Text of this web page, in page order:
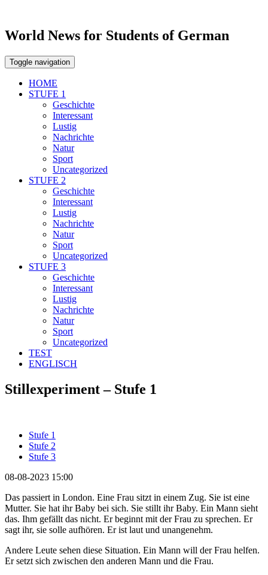
World News for Students of German
Toggle navigation
HOME
STUFE 1
Geschichte
Interessant
Lustig
Nachrichte
Natur
Sport
Uncategorized
STUFE 2
Geschichte
Interessant
Lustig
Nachrichte
Natur
Sport
Uncategorized
STUFE 3
Geschichte
Interessant
Lustig
Nachrichte
Natur
Sport
Uncategorized
TEST
ENGLISCH
Stillexperiment – Stufe 1
Stufe 1
Stufe 2
Stufe 3
08-08-2023 15:00
Das passiert in London. Eine Frau sitzt in einem Zug. Sie ist eine
Mutter. Sie hat ihr Baby bei sich. Sie stillt ihr Baby. Ein Mann sieht
das. Ihm gefällt das nicht. Er beginnt mit der Frau zu sprechen. Er
sagt ihr, sie solle aufhören. Er ist laut und unangenehm.
Andere Leute sehen diese Situation. Ein Mann will der Frau helfen.
Er setzt sich zwischen den anderen Mann und die Frau.